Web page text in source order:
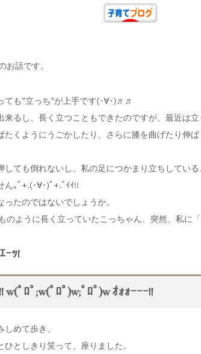
お話です。
ても”立っち”が上手です(･∀･)♬♬
来るし、長く立つこともできたのですが、最近は
たくようにうごかしたり、さらに膝を曲げたり伸
しても倒れないし、私の足につかまり立ちしてい
ん｡ﾟ+.(･∀･)ﾟ+.ﾟｲｲ!!
たのではないでしょうか。
のように長く立っていたこっちゃん、突然、私に
ｯ!
ﾟﾛﾟ;w(ﾟﾛﾟ)w;ﾟﾛﾟ)w ｵｫｫｰｰｰ!!
めて歩き、
としきり笑って、座りました。